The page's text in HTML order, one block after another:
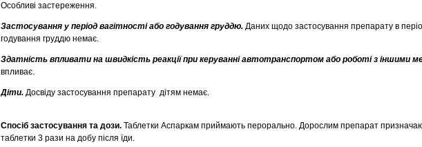
Особливі застереження.
Застосування у період вагітності або годування груддю. Даних щодо застосування препарату в
годування груддю немає.
Здатність впливати на швидкість реакції при керуванні автотранспортом або роботі з іншими
впливає.
Діти. Досвіду застосування препарату дітям немає.
Спосіб застосування та дози. Таблетки Аспаркам приймають перорально. Дорослим препарат
таблетки 3 рази на добу після їди.